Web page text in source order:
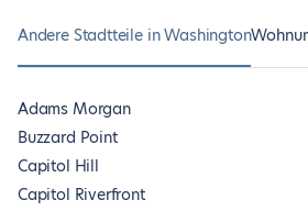
Andere Stadtteile in Washington
Adams Morgan
Buzzard Point
Capitol Hill
Capitol Riverfront